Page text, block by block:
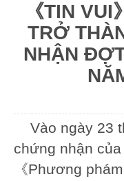
《TIN
TRỞ
NHẬN
Vào ngày 23
chứng nhận
《Phương